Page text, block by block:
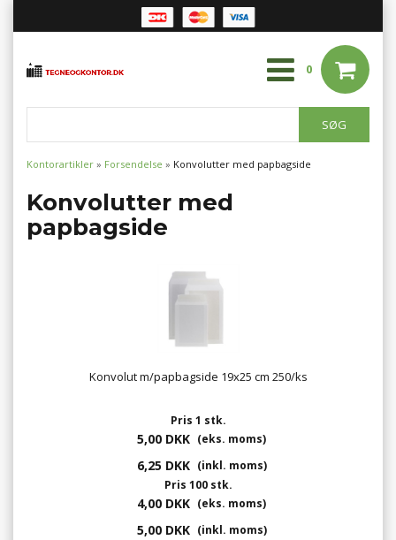
0
Kontorartikler » Forsendelse » Konvolutter med papbagside
Konvolutter med
papbagside
Konvolut m/papbagside 19x25 cm 250/ks
Pris 1 stk.
5,00 DKK (eks. moms)
6,25 DKK (inkl. moms)
Pris 100 stk.
4,00 DKK (eks. moms)
5,00 DKK (inkl. moms)